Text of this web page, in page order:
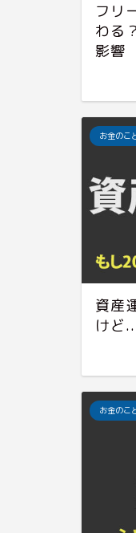
フリ
わる
影響
お金のこ
資産
けど
お金のこ